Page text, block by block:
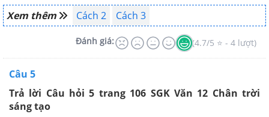
Xem thêm
Cách 2 Cách 3
Đánh giá: (4.7/5 ⭐ - 4 lượt)
Câu 5
Trả lời Câu hỏi 5 trang 106 SGK Văn 12 Chân trời
sáng tạo